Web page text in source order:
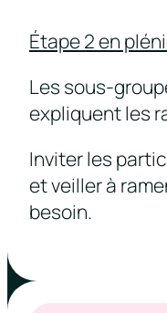
Étape 2 en
Les sous-
expliquent les
Inviter les
et veiller à
besoin.